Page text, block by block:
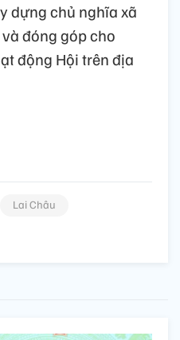
dựng chủ nghĩa xã
đóng góp cho
động Hội trên địa
Lai Châu